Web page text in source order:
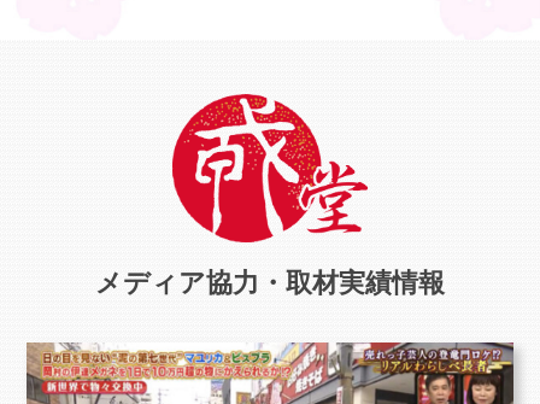
メディア協力・取材実績情報